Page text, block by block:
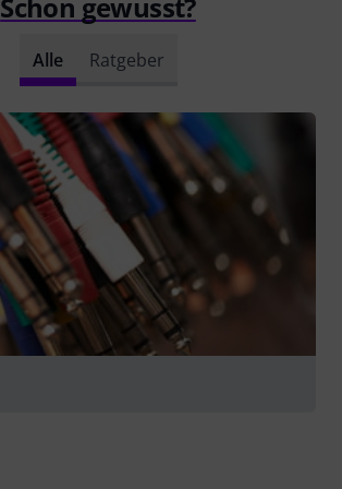
Schon gewusst?
Alle Ratgeber